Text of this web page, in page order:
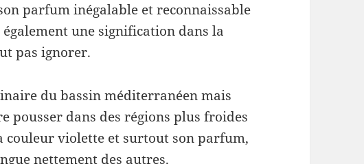
parfum inégalable et reconnaissable
une signification dans la
pas ignorer.
du bassin méditerranéen mais
pousser dans des régions plus froides
couleur violette et surtout son parfum,
nettement des autres.